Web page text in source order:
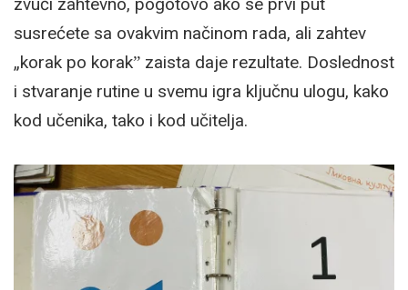
susrećete sa ovakvim načinom rada, ali zahtev
„korak po korakˮ zaista daje rezultate. Doslednost
i stvaranje rutine u svemu igra ključnu ulogu, kako
kod učenika, tako i kod učitelja.